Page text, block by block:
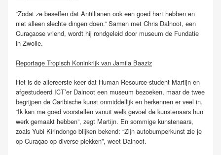
“Zodat ze beseffen dat Antillianen ook een goed hart hebben en
niet alleen slechte dingen doen.” Samen met Chris Dalnoot, een
Curaçaose vriend, wordt hij rondgeleid door museum de Fundatie
in Zwolle.
Reportage Tropisch Koninkrijk van Jamila Baaziz
Het is de allereerste keer dat Human Resource-student Martijn en
afgestudeerd ICT’er Dalnoot een museum bezoeken, maar de twee
begrijpen de Caribische kunst onmiddellijk en herkennen er veel in.
“Ik kan me goed voorstellen vanuit welk gevoel de kunstenaars hun
werk gemaakt hebben”, zegt Martijn. En sommige kunstenaars,
zoals Yubi Kirindongo blijken bekend: “Zijn autobumperkunst zie je
op Curaçao op diverse plekken”, weet Dalnoot.